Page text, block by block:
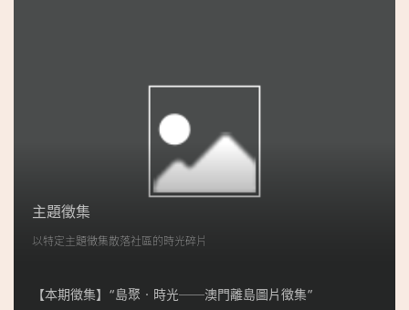
主題徵集
以特定主題徵集散落社區的時光碎片
【本期徵集】“島聚‧時光──澳門離島圖片徵集”